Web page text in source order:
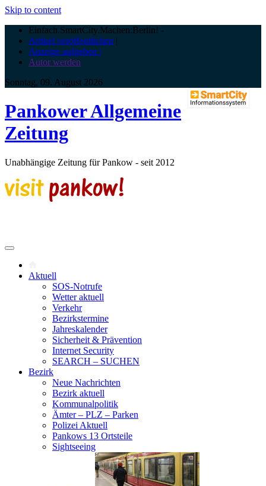
Skip to content
Einfach.SmartCity.Machen:Berlin! -
Artikel veröffentlichen |
Anzeige aufgeben |
Autor werden
Sonntag, 09. August 2026
Pankower Allgemeine
Zeitung
Unabhängige Zeitung für Pankow - seit 2012
Aktuell
SOS-Notrufe
Wetter aktuell
Verkehr
Bezirkstermine
Jahreskalender
Sicherheit & Prävention
Internet Security
SEARCH – SUCHEN
Bezirk
Neue Nachrichten
Bezirk aktuell
Kommunalpolitik
Ämter – PLZ – Parken
Polizei Aktuell
Pankows 13 Ortsteile
Sightseeing